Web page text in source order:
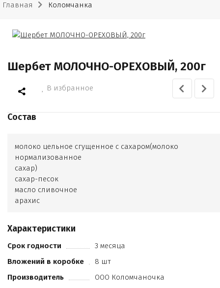
Главная Коломчанка
Шербет МОЛОЧНО-ОРЕХОВЫЙ, 200г
В избранное
Состав
молоко цельное сгущенное с сахаром(молоко
нормализованное
сахар)
сахар-песок
масло сливочное
арахис
ароматизатор Ваниль
Характеристики
Срок годности
3 месяца
Вложений в коробке
8 шт
Производитель
ООО Коломчаночка